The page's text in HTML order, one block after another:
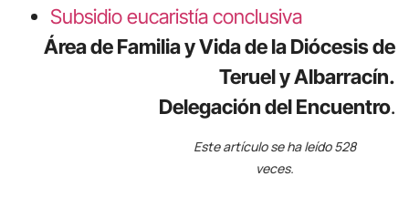
Subsidio eucaristía conclusiva
Área de Familia y Vida de la Diócesis de
Teruel y Albarracín.
Delegación del Encuentro.
Este artículo se ha leído 528
veces.